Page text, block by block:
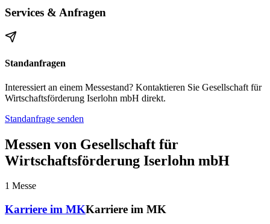
Services & Anfragen
Standanfragen
Interessiert an einem Messestand? Kontaktieren Sie Gesellschaft für
Wirtschaftsförderung Iserlohn mbH direkt.
Standanfrage senden
Messen von Gesellschaft für
Wirtschaftsförderung Iserlohn mbH
1 Messe
Karriere im MKKarriere im MK